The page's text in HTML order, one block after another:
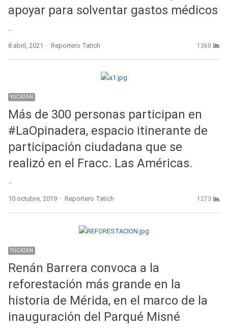
apoyar para solventar gastos médicos
8 abril, 2021 Author
Reportero Tatich 1360
YUCATÁN
Más de 300 personas participan en
#LaOpinadera, espacio itinerante de
participación ciudadana que se
realizó en el Fracc. Las Américas.
…
10 octubre, 2019 Author
Reportero Tatich 1273
YUCATÁN
Renán Barrera convoca a la
reforestación más grande en la
historia de Mérida, en el marco de la
inauguración del Parqué Misné